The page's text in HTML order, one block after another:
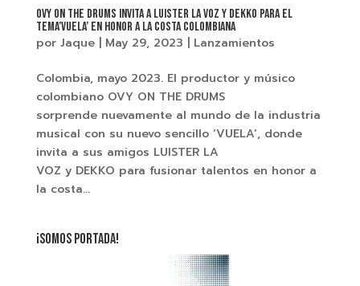
Ovy On The Drums invita a Luister la voz y Dekko para el
tema’Vuela’ en honor a la costa colombiana
por Jaque| May 29, 2023 Lanzamientos
Colombia, mayo 2023. El productor y músico
colombiano OVY ON THE DRUMS
sorprende nuevamente al mundo de la industria
musical con su nuevo sencillo ‘VUELA’, donde
invita a sus amigos LUISTER LA
VOZ y DEKKO para fusionar talentos en honor a
la costa...
¡SOMOS PORTADA!